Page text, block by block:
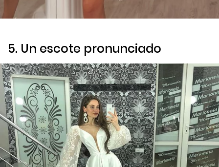
5. Un escote pronunciado